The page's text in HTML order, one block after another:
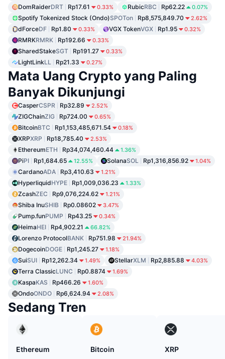
DomRaiderDRT Rp17.61 0.33% RubicRBC Rp62.22 0.07%
Spotify Tokenized Stock (Ondo)SPOTon Rp8,575,849.70 2.62%
dForceDF Rp1.80 0.33% VGX TokenVGX Rp1.95 0.32%
RMRKRMRK Rp192.66 0.33%
SharedStakeSGT Rp191.27 0.33%
LightLinkLL Rp21.33 0.27%
Mata Uang Crypto yang Paling
Banyak Dikunjungi
CasperCSPR Rp32.89 2.52%
ZIGChainZIG Rp724.00 0.65%
BitcoinBTC Rp1,153,485,671.54 0.18%
XRPXRP Rp18,785.40 2.53%
EthereumETH Rp34,074,460.44 1.36%
PiPI Rp1,684.65 12.55% SolanaSOL Rp1,316,856.92 1.04%
CardanoADA Rp3,410.63 1.21%
HyperliquidHYPE Rp1,009,036.23 1.33%
ZcashZEC Rp9,076,224.62 1.21%
Shiba InuSHIB Rp0.08602 3.47%
Pump.funPUMP Rp43.25 0.34%
HeimaHEI Rp4,902.21 66.82%
Lorenzo ProtocolBANK Rp751.98 21.94%
DogecoinDOGE Rp1,245.27 1.18%
SuiSUI Rp12,262.34 1.49% StellarXLM Rp2,885.88 4.03%
Terra ClassicLUNC Rp0.8874 1.69%
KaspaKAS Rp466.26 1.60%
OndoONDO Rp6,624.94 2.08%
Sedang Tren
Ethereum
Bitcoin
XRP